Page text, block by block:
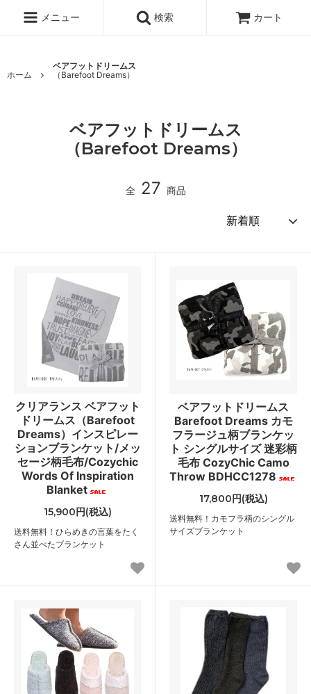
メニュー 検索 カート
ホーム
ベアフットドリームス
（Barefoot Dreams）
ベアフットドリームス
（Barefoot Dreams）
全 27 商品
クリアランス ベアフット
ドリームス（Barefoot
Dreams）インスピレー
ションブランケット/メッ
セージ柄毛布/Cozychic
Words Of Inspiration
Blanket
15,900円(税込)
送料無料！ひらめきの言葉をたく
さん並べたブランケット
ベアフットドリームス
Barefoot Dreams カモ
フラージュ柄ブランケッ
ト シングルサイズ 迷彩柄
毛布 CozyChic Camo
Throw BDHCC1278
17,800円(税込)
送料無料！カモフラ柄のシングル
サイズブランケット